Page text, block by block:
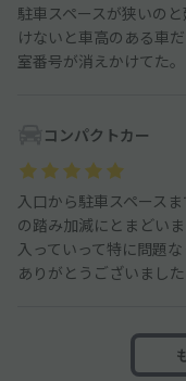
駐車スペースが狭いの
けないと車高のある車
室番号が消えかけてた。
コンパクトカー
入口から駐車スペース
の踏み加減にとまどい
入っていって特に問題
ありがとうございました